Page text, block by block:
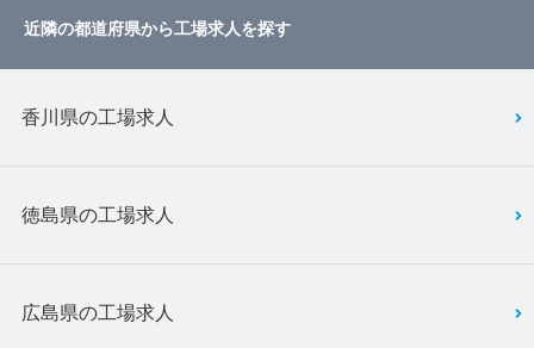
近隣の都道府県から工場求人を探す
香川県の工場求人
徳島県の工場求人
広島県の工場求人